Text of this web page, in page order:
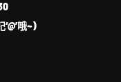
哦~)